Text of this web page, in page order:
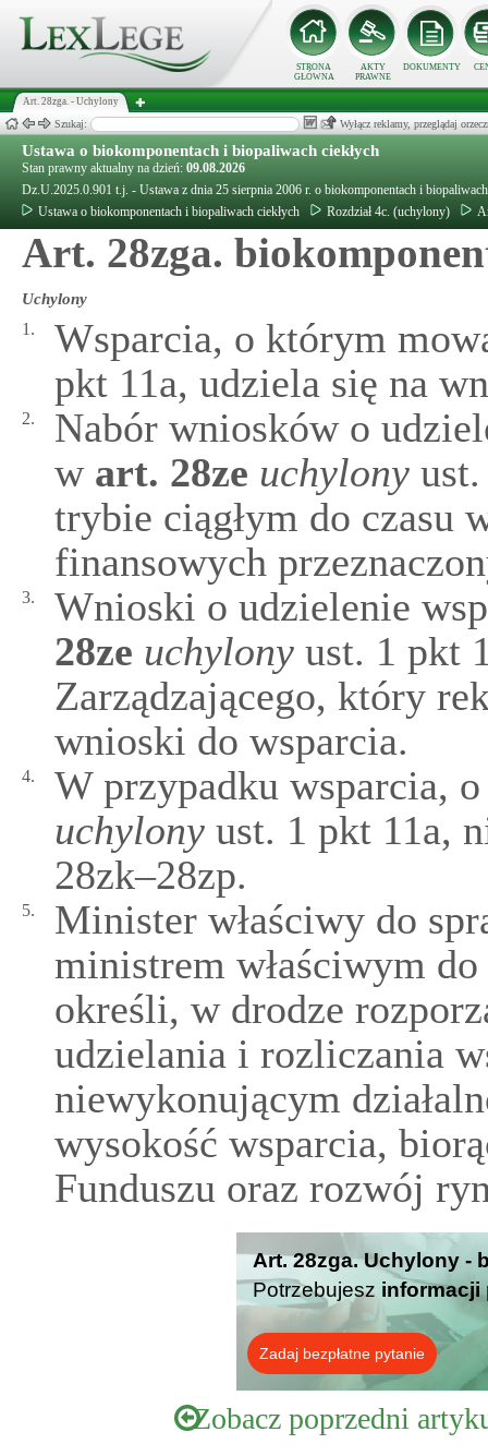
STRONA
GŁÓWNA
AKTY
PRAWNE
DOKUMENTY
Art. 28zga. - Uchylony
Szukaj: Wyłącz reklamy, przeglądaj
Ustawa o biokomponentach i biopaliwach ciekłych
Stan prawny aktualny na dzień: 09.08.2026
Dz.U.2025.0.901 t.j. - Ustawa z dnia 25 sierpnia 2006 r. o biokomponentach i
Ustawa o biokomponentach i biopaliwach ciekłych
Rozdział 4c. (uchylony)
Art. 28zga.
Uchylony
1.
Wsparcia, o którym
pkt 11a, udziela się na
2.
Nabór wniosków o
wart. 28ze uchylony
trybie ciągłym do czasu
finansowych
3.
Wnioski o udzielenie
28ze uchylony ust. 1 pkt
Zarządzającego, który
wnioski do wsparcia.
4.
W przypadku wsparcia,
uchylony ust. 1 pkt 11a,
28zk–28zp.
5.
Minister właściwy do
ministrem właściwym
określi, w drodze
udzielania i rozliczania
niewykonującym
wysokość wsparcia,
Funduszu oraz rozwój
Art. 28zga. Uchylony -
Potrzebujesz informacji
Zadaj bezpłatne pytanie
Zobacz poprzedni